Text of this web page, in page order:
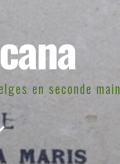
en seconde main